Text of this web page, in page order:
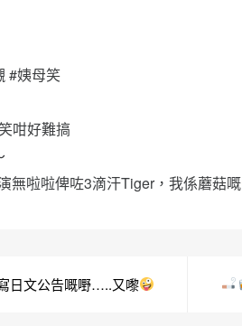
#姨母笑
咁好難搞
無啦啦俾咗3滴汗Tiger，我係蘑菇嘅
日文公告嘅嘢…..又嚟